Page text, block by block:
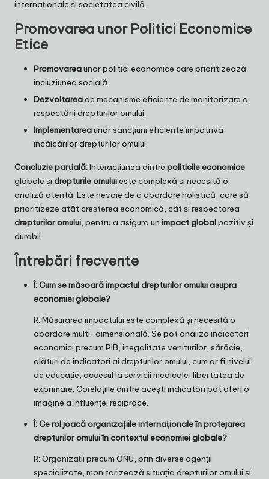
internaționale și societatea civilă.
Promovarea unor Politici Economice
Etice
Promovareaunor politici economice care prioritizează
incluziunea socială.
Dezvoltareade mecanisme eficiente de monitorizare a
respectării drepturilor omului.
Implementareaunor sancțiuni eficiente împotriva
încălcărilor drepturilor omului.
Concluzie parțială:Interacțiunea dintre politicile economice
globale și drepturile omuluieste complexă și necesită o
analiză atentă. Este nevoie de o abordare holistică, care să
prioritizeze atât creșterea economică, cât și respectarea
drepturilor omului, pentru a asigura un impact globalpozitiv și
durabil.
Întrebări frecvente
Î: Cum se măsoară impactul drepturilor omului asupra
economiei globale?
R: Măsurarea impactului este complexă și necesită o
abordare multi-dimensională. Se pot analiza indicatori
economici precum PIB, inegalitate veniturilor, sărăcie,
alături de indicatori ai drepturilor omului, cum ar fi nivelul
de educație, accesul la servicii medicale, libertatea de
exprimare. Corelațiile dintre acești indicatori pot oferi o
imagine a influenței reciproce.
Î: Ce rol joacă organizațiile internaționale în protejarea
drepturilor omului în contextul economiei globale?
R: Organizații precum ONU, prin diverse agenții
specializate, monitorizează situația drepturilor omului și